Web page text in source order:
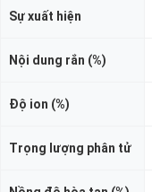
Sự xuất hiện
Nội dung rắn (%)
Độ ion (%)
Trọng lượng phân tử